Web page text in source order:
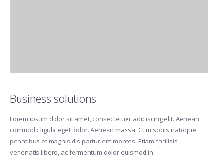
Business solutions
Lorem ipsum dolor sit amet, consectetuer adipiscing elit. Aenean
commodo ligula eget dolor. Aenean massa. Cum sociis natoque
penatibus et magnis dis parturient montes. Etiam facilisis
venenatis libero, ac fermentum dolor euismod in.